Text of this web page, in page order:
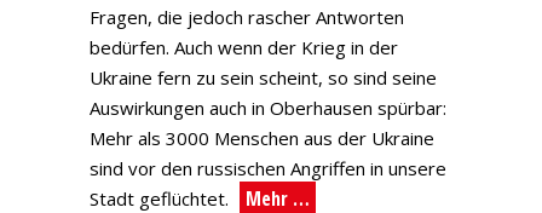
Fragen, die jedoch rascher Antworten
bedürfen. Auch wenn der Krieg in der
Ukraine fern zu sein scheint, so sind seine
Auswirkungen auch in Oberhausen spürbar:
Mehr als 3000 Menschen aus der Ukraine
sind vor den russischen Angriffen in unsere
Stadt geflüchtet.
Mehr …